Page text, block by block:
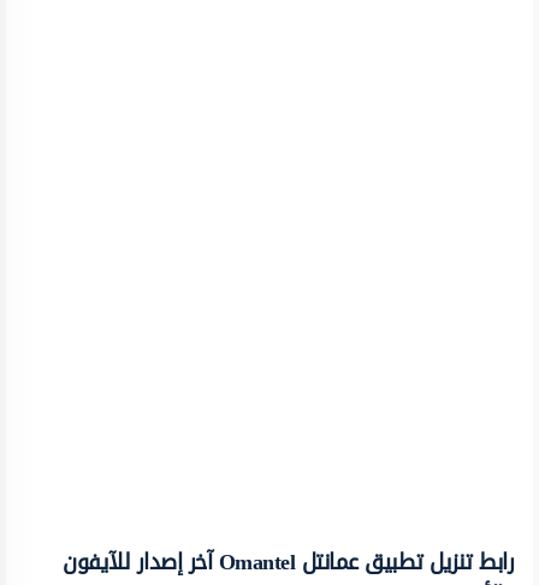
رابط تنزيل تطبيق عمانتل Omantel آخر إصدار للآيفون